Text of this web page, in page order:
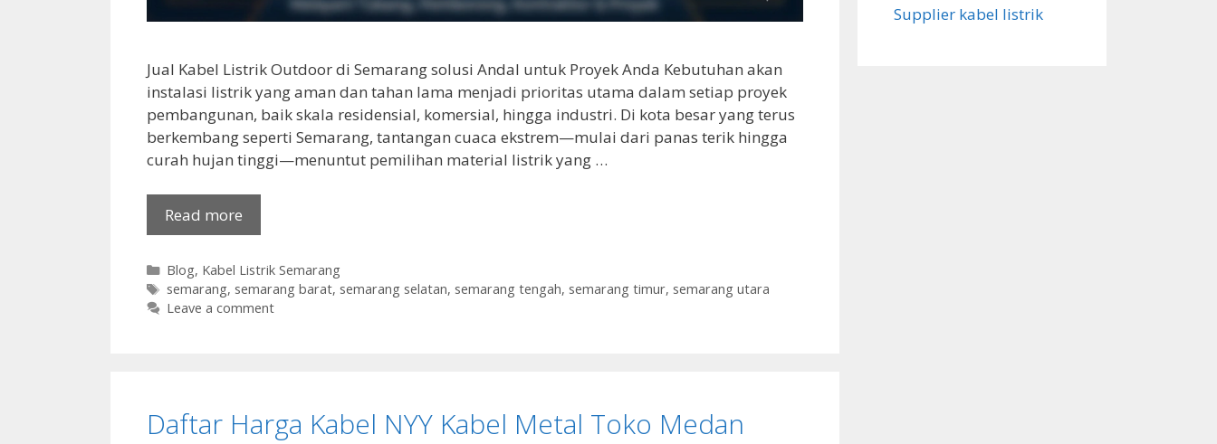
Jual Kabel Listrik Outdoor di Semarang solusi Andal untuk Proyek Anda Kebutuhan akan
instalasi listrik yang aman dan tahan lama menjadi prioritas utama dalam setiap proyek
pembangunan, baik skala residensial, komersial, hingga industri. Di kota besar yang terus
berkembang seperti Semarang, tantangan cuaca ekstrem—mulai dari panas terik hingga
curah hujan tinggi—menuntut pemilihan material listrik yang …
Read more
Categories
Blog, Kabel Listrik Semarang
Tags
semarang, semarang barat, semarang selatan, semarang tengah, semarang timur, semarang utara
Leave a comment
Daftar Harga Kabel NYY Kabel Metal Toko Medan
Supplier kabel listrik